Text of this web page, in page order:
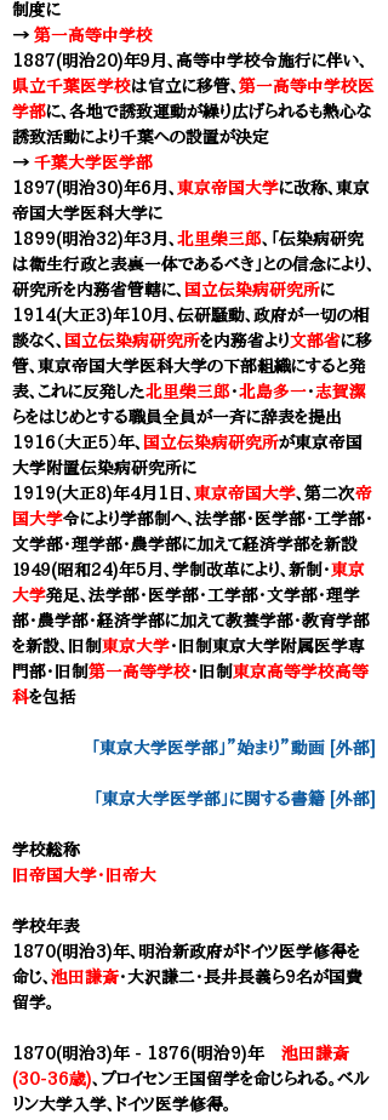
制度に
​→ 第一高等中学校
1887(明治20)年９月、高等中学校令施行に伴い、
県立千葉医学校は官立に移管、 第一高等中学校医
学部に、各地で誘致運動が繰り広げられるも熱心な
誘致活動により千葉への設置が決定
​→ 千葉大学医学部
1897(明治30)年6月、 東京帝国大学に改称、東京
帝国大学医科大学に
1899(明治32)年3月、 北里柴三郎、「伝染病研究
は衛生行政と表裏一体であるべき」との信念により、
研究所を内務省管轄に、 国立伝染病研究所に
1914(大正3)年10月、伝研騒動、政府が一切の相
談なく、 国立伝染病研究所を内務省より文部省に移
管、 東京帝国大学医科大学の下部組織にすると発
表、これに反発した北里柴三郎・北島多一・ 志賀潔
らをはじめとする職員全員が一斉に辞表を提出
1916（大正5）年、 国立伝染病研究所が東京帝国
大学附置伝染病研究所に
1919(大正8)年4月1日、 東京帝国大学、 第二次帝
国大学令により学部制へ、 法学部・ 医学部・工学部・
文学部・理学部・農学部に加えて経済学部を新設
１９４９(昭和24)年5月、学制改革により、新制・東京
大学発足、法学部・医学部・工学部・文学部・理学
部・農学部・経済学部に加えて教養学部・教育学部
を新設、旧制 東京大学・旧制東京大学附属医学専
門部・旧制 第一高等学校・旧制 東京高等学校高等
科を包括
「東京大学医学部」”始まり”動画 [外部]
「東京大学医学部」に関する書籍 [外部]
学校総称
旧帝国大学・旧帝大
学校年表
1870(明治3)年、明治新政府がドイツ医学修得を
命じ、 池田謙斎・大沢謙二・長井長義ら9名が国費
留学。
1870(明治3)年 - 1876(明治9)年
池田謙斎
(30-36歳)、プロイセン王国留学を命じられる。ベル
リン大学入学、 ドイツ医学修得。